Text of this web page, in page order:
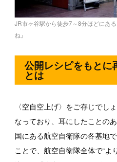
JR市ヶ谷駅から徒歩7～8分ほどにあ
ね』
公開レシピをもとに
とは
〈空自空上げ〉をご存じでし
なっており、耳にしたことの
国にある航空自衛隊の各基地
ことで、航空自衛隊全体で“よ